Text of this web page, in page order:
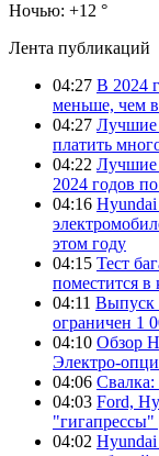
Ночью: +12 °
Лента публикаций
04:27 В 2024
меньше, чем
04:27 Лучшие
платить
04:22 Лучшие
2024 годов
04:16
этом году
04:15 Тест
поместится в
04:11 Выпуск
ограничен 1
04:10 Обзор
Электро-
04:06
04:03 Ford,
04:02